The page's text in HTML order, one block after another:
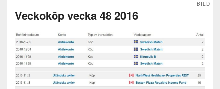
Veckoköp vecka 48 2016
BILD